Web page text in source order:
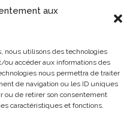
aux
nous utilisons des technologies
accéder aux informations des
nous permettra de traiter
de navigation ou les ID uniques
ou de retirer son consentement
caractéristiques et fonctions.